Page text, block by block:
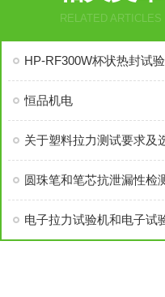
RELATED ARTICLES
恒品机电